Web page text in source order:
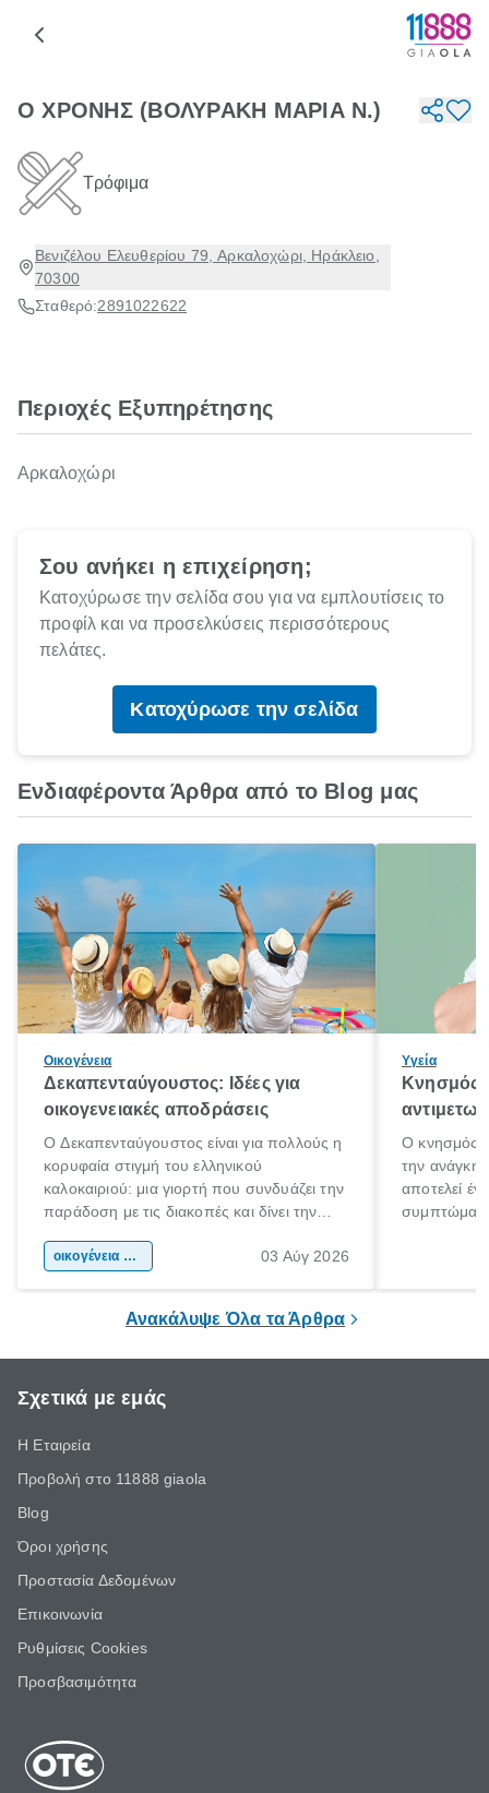
Ο ΧΡΟΝΗΣ (ΒΟΛΥΡΑΚΗ ΜΑΡΙΑ Ν.)
Τρόφιμα
Βενιζέλου Ελευθερίου 79, Αρκαλοχώρι, Ηράκλειο,
70300
Σταθερό:2891022622
Περιοχές Εξυπηρέτησης
Αρκαλοχώρι
Σου ανήκει η επιχείρηση;
Κατοχύρωσε την σελίδα σου για να εμπλουτίσεις το
προφίλ και να προσελκύσεις περισσότερους
πελάτες.
Κατοχύρωσε την σελίδα
Ενδιαφέροντα Άρθρα από το Blog μας
Οικογένεια
Δεκαπενταύγουστος: Ιδέες για
οικογενειακές αποδράσεις
Ο Δεκαπενταύγουστος είναι για πολλούς η
κορυφαία στιγμή του ελληνικού
καλοκαιριού: μια γιορτή που συνδυάζει την
παράδοση με τις διακοπές και δίνει την
χώρας. Είτε πρόκειται για λίγες μέρες
οικογένεια & παιδί 03 Αύγ 2026
Υγεία
Κνησμός:
Ο κνησμός
την ανάγκη
αποτελεί
Ανακάλυψε Όλα τα Άρθρα
Σχετικά με εμάς
Η Εταιρεία
Προβολή στο 11888 giaola
Blog
Όροι χρήσης
Προστασία Δεδομένων
Επικοινωνία
Ρυθμίσεις Cookies
Προσβασιμότητα